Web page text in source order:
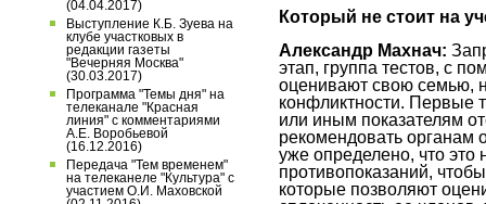
Который не стоит на
Александр Махнач:
этап, группа тестов, с
оценивают свою семью,
конфликтности. Первые
или иным показателям
рекомендовать органам
уже определено, что это
противопоказаний,
которые позволяют
(04.04.2017)
Выступление К.Б. Зуева на
клубе участковых в
редакции газеты
"Вечерняя Москва"
(30.03.2017)
Программа "Темы дня" на
телеканале "Красная
линия" с комментариями
А.Е. Воробьевой
(16.12.2016)
Передача "Тем временем"
на телеканеле "Культура" с
участием О.И. Маховской